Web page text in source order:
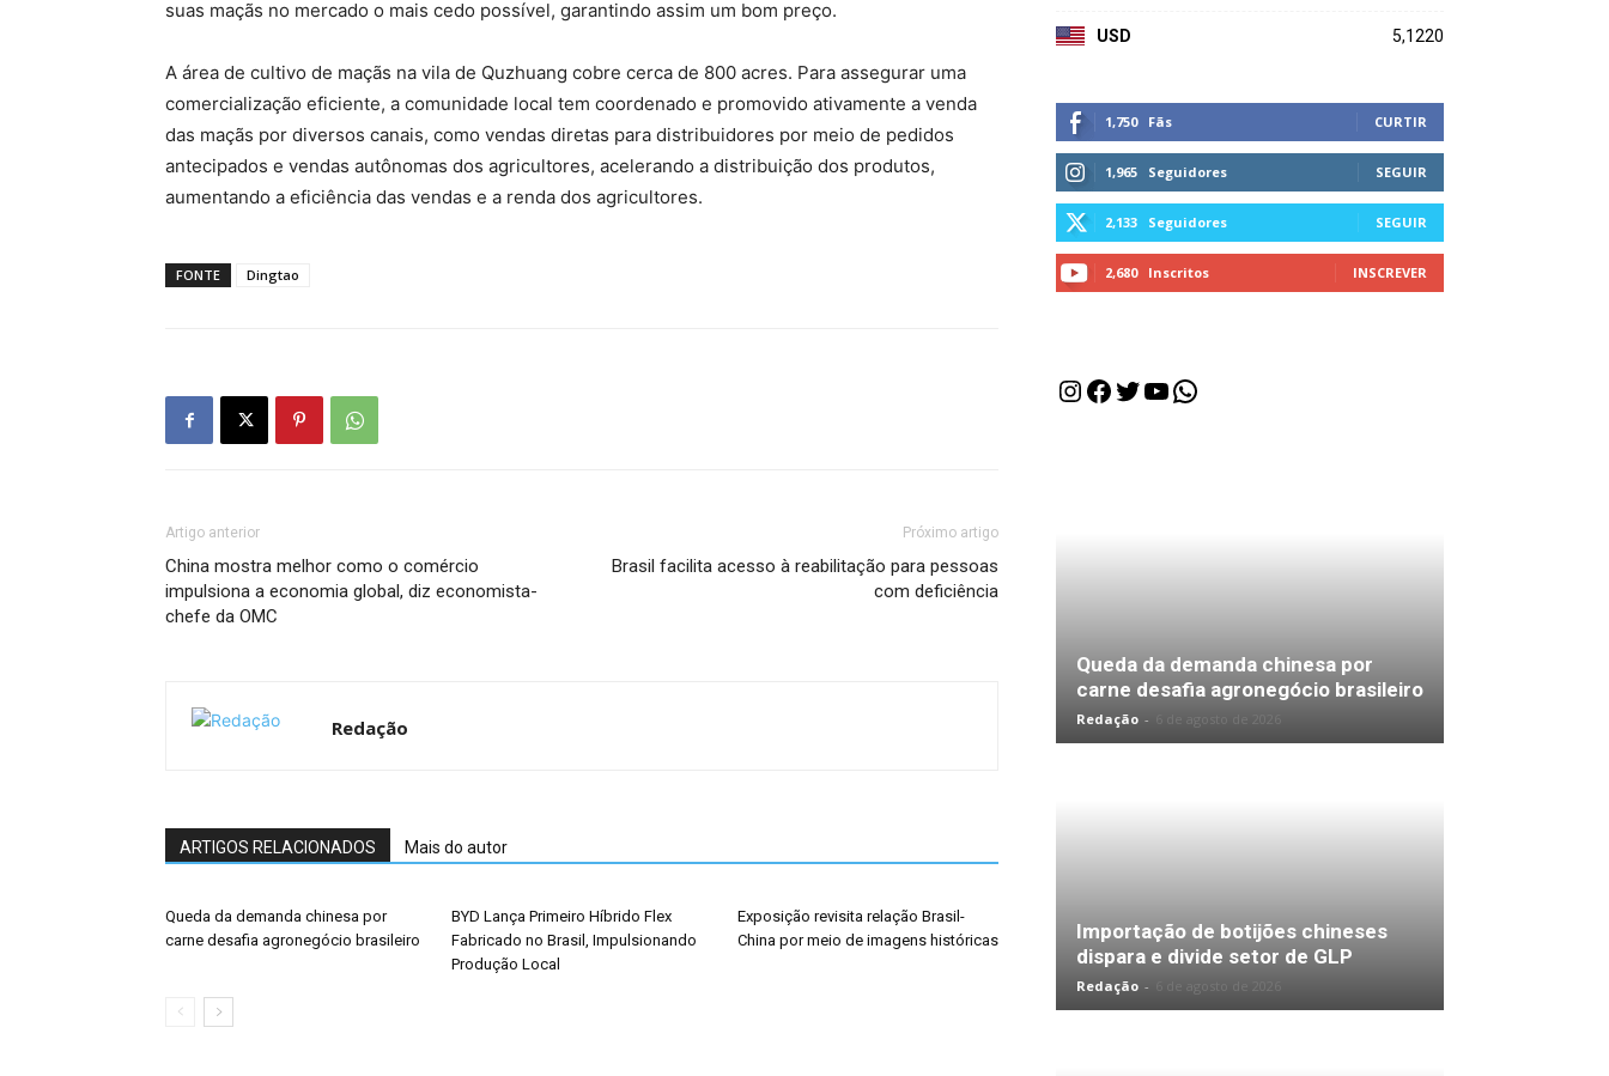
suas maçãs no mercado o mais cedo possível, garantindo assim um bom preço.
A área de cultivo de maçãs na vila de Quzhuang cobre cerca de 800 acres. Para assegurar uma
comercialização eficiente, a comunidade local tem coordenado e promovido ativamente a venda
das maçãs por diversos canais, como vendas diretas para distribuidores por meio de pedidos
antecipados e vendas autônomas dos agricultores, acelerando a distribuição dos produtos,
aumentando a eficiência das vendas e a renda dos agricultores.
FONTE Dingtao
Artigo anterior
China mostra melhor como o comércio
impulsiona a economia global, diz economista-
chefe da OMC
Próximo artigo
Brasil facilita acesso à reabilitação para pessoas
com deficiência
Redação
ARTIGOS RELACIONADOS Mais do autor
Queda da demanda chinesa por
carne desafia agronegócio brasileiro
BYD Lança Primeiro Híbrido Flex
Fabricado no Brasil, Impulsionando
Produção Local
Exposição revisita relação Brasil-
China por meio de imagens históricas
USD 5,1220
1,750 Fãs CURTIR
1,965 Seguidores SEGUIR
2,133 Seguidores SEGUIR
2,680 Inscritos INSCREVER
Instagram
Facebook
Twitter
Youtube
WhatsApp
Queda da demanda chinesa por
carne desafia agronegócio brasileiro
Redação -
Importação de botijões chineses
dispara e divide setor de GLP
Redação -